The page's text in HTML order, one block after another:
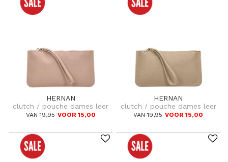
HERNAN
clutch / pouche dames leer
VAN 19,95 VOOR 15,00
HERNAN
clutch / pouche dames leer
VAN 19,95 VOOR 15,00